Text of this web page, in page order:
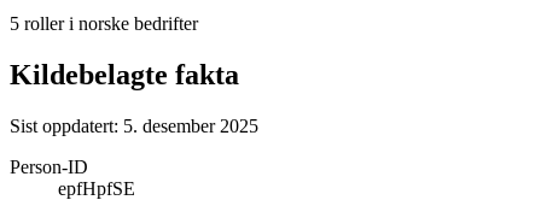
5 roller i norske bedrifter
Kildebelagte fakta
Sist oppdatert: 5. desember 2025
Person-ID
epfHpfSE